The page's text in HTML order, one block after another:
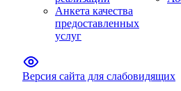
Анкета качества
предоставленных
услуг
Версия сайта для слабовидящих